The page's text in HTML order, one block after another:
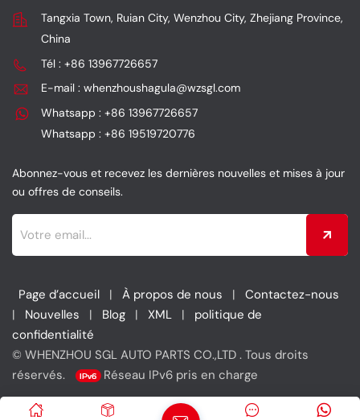
en optimisant la
puissance et en
assurant une filtration
son débit élevé, sa
amélioration des
Tangxia Town, Ruian City, Wenzhou City, Zhejiang Province,
China
Tél : +86 13967726657
E-mail : whenzhoushagula@wzsgl.com
Whatsapp : +86 13967726657
Whatsapp : +86 19519720776
Abonnez-vous et recevez les dernières nouvelles et mises à jour
ou offres de conseils.
Page d’accueil | À propos de nous |
Contactez-nous
|
Nouvelles | Blog | XML |
politique de
confidentialité
© WHENZHOU SGL AUTO PARTS CO.,LTD . Tous droits
réservés.
Réseau IPv6 pris en charge